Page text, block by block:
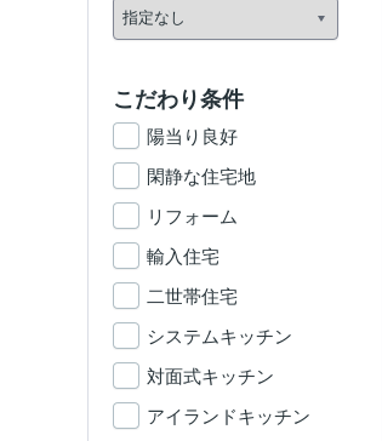
こだわり条件
陽当り良好
閑静な住宅地
リフォーム
輸入住宅
二世帯住宅
システムキッチン
対面式キッチン
アイランドキッチン